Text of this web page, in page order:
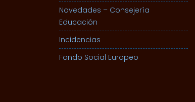
Novedades – Consejería
Educación
Incidencias
Fondo Social Europeo